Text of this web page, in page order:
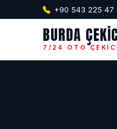
+90 543 225 47
BURDA
7/24 OTO